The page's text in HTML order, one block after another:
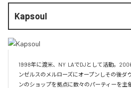
Kapsoul
1998年に渡米、NY  LAでDJとして活動。
ンゼルスのメルローズにオープンしその後ダ
ンのショップを拠点に数々のパーティーを主